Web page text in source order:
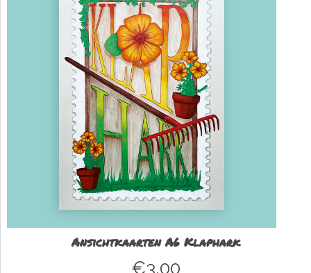
Ansichtkaarten A6 Klaphark
€3,00